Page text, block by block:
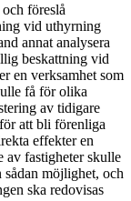
föreslå
vid uthyrning
annat analysera
beskattning vid
en verksamhet som
få för olika
av tidigare
att bli förenliga
effekter en
fastigheter skulle
möjlighet, och
ska redovisas